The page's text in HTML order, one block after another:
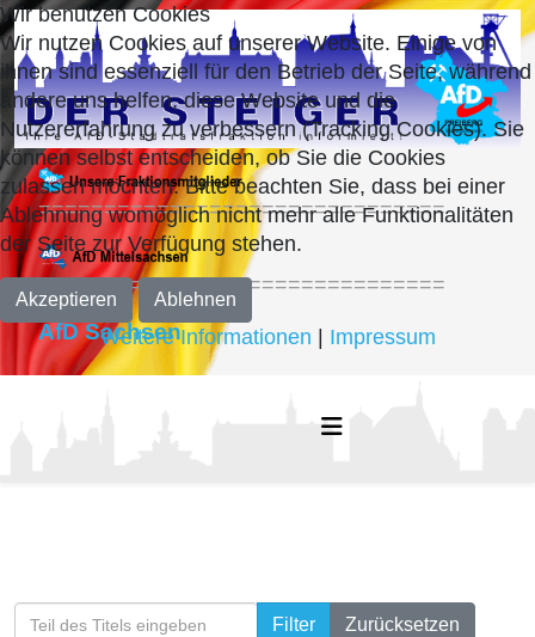
===============================
===============================
AfD Sachsen
Teil des Titels eingeben Filter Zurücksetzen
Wir benutzen Cookies
Wir nutzen Cookies auf unserer Website. Einige von
ihnen sind essenziell für den Betrieb der Seite, während
andere uns helfen, diese Website und die
Nutzererfahrung zu verbessern (Tracking Cookies). Sie
können selbst entscheiden, ob Sie die Cookies
zulassen möchten. Bitte beachten Sie, dass bei einer
Ablehnung womöglich nicht mehr alle Funktionalitäten
der Seite zur Verfügung stehen.
Akzeptieren Ablehnen
Weitere Informationen Impressum